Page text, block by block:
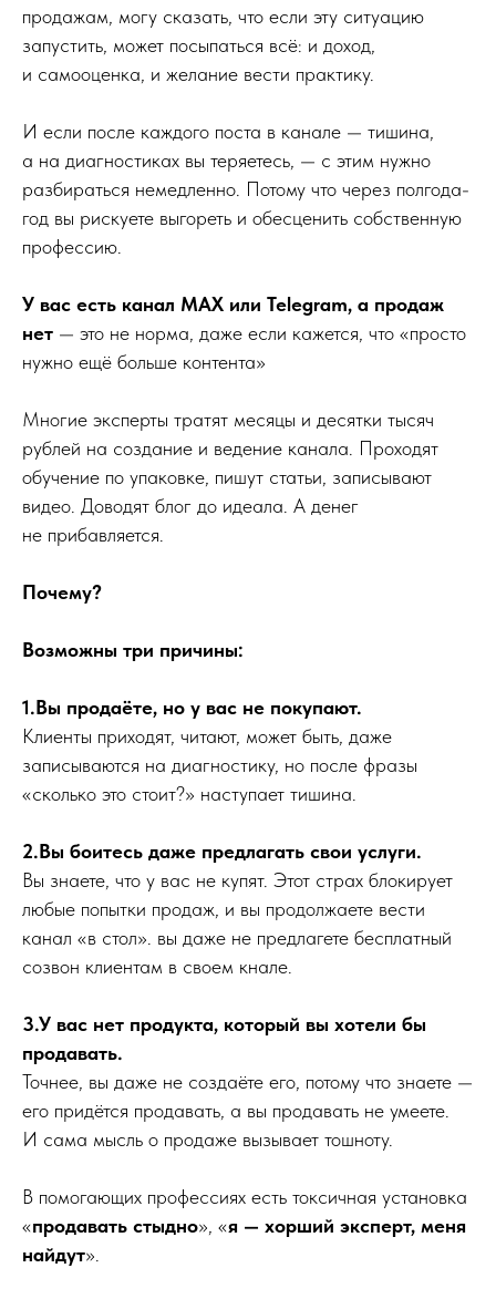
продажам, могу сказать, что если эту ситуацию
запустить, может посыпаться всё: и доход,
и самооценка, и желание вести практику.
И если после каждого поста в канале — тишина,
а на диагностиках вы теряетесь, — с этим нужно
разбираться немедленно. Потому что через полгода-
год вы рискуете выгореть и обесценить собственную
профессию.
У вас есть канал MAX или Telegram, а продаж
нет — это не норма, даже если кажется, что «просто
нужно ещё больше контента»
Многие эксперты тратят месяцы и десятки тысяч
рублей на создание и ведение канала. Проходят
обучение по упаковке, пишут статьи, записывают
видео. Доводят блог до идеала. А денег
не прибавляется.
Почему?
Возможны три причины:
1.Вы продаёте, но у вас не покупают.
Клиенты приходят, читают, может быть, даже
записываются на диагностику, но после фразы
«сколько это стоит?» наступает тишина.
2.Вы боитесь даже предлагать свои услуги.
Вы знаете, что у вас не купят. Этот страх блокирует
любые попытки продаж, и вы продолжаете вести
канал «в стол». вы даже не предлагете бесплатный
созвон клиентам в своем кнале.
3.У вас нет продукта, который вы хотели бы
продавать.
Точнее, вы даже не создаёте его, потому что знаете —
его придётся продавать, а вы продавать не умеете.
И сама мысль о продаже вызывает тошноту.
В помогающих профессиях есть токсичная установка
«продавать стыдно», «я — хорший эксперт, меня
найдут».